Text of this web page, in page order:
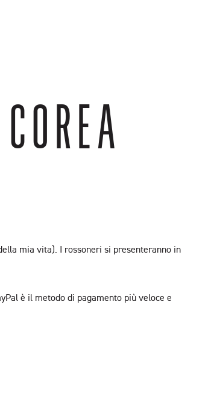
mia vita). I rossoneri si presenteranno in
è il metodo di pagamento più veloce e